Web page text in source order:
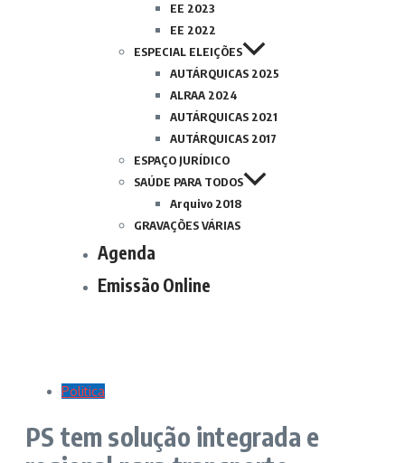
EE 2023
EE 2022
ESPECIAL ELEIÇÕES
AUTÁRQUICAS 2025
ALRAA 2024
AUTÁRQUICAS 2021
AUTÁRQUICAS 2017
ESPAÇO JURÍDICO
SAÚDE PARA TODOS
Arquivo 2018
GRAVAÇÕES VÁRIAS
Agenda
Emissão Online
Politica
PS tem solução integrada e